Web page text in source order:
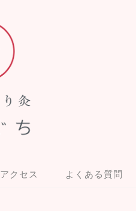
アクセス よくある質問